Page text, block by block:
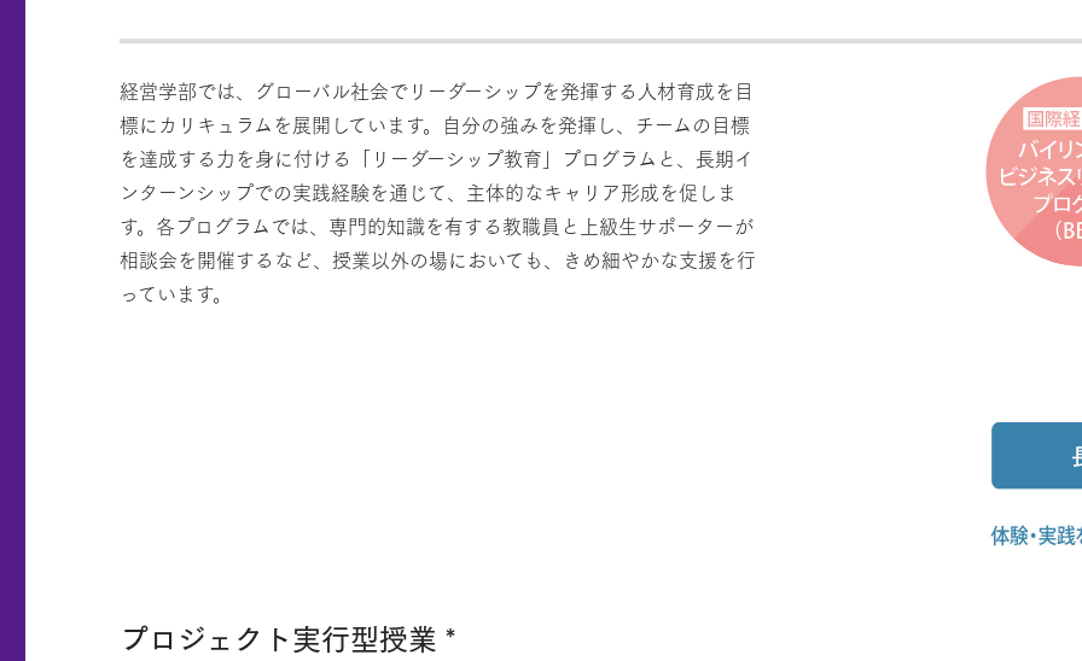
経営学部では、グローバル社会でリーダーシップを発揮する人材育成を目
標にカリキュラムを展開しています。自分の強みを発揮し、チームの目標
を達成する力を身に付ける「リーダーシップ教育」プログラムと、長期イ
ンターンシップでの実践経験を通じて、主体的なキャリア形成を促しま
す。各プログラムでは、専門的知識を有する教職員と上級生サポーターが
相談会を開催するなど、授業以外の場においても、きめ細やかな支援を行
っています。
プロジェクト実行型授業 *